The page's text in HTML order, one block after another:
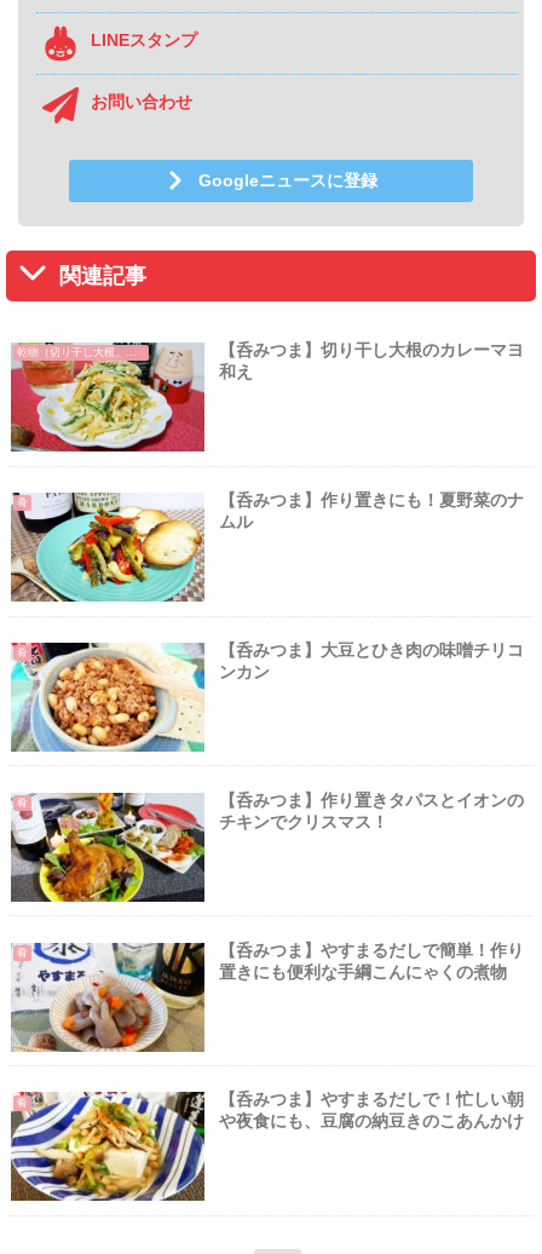
LINEスタンプ
お問い合わせ
Googleニュースに登録
関連記事
乾物（切り干し大根、ひじきなど）
【呑みつま】切り干し大根のカレーマヨ
和え
肴
【呑みつま】作り置きにも！夏野菜のナ
ムル
肴
【呑みつま】大豆とひき肉の味噌チリコ
ンカン
肴
【呑みつま】作り置きタパスとイオンの
チキンでクリスマス！
肴
【呑みつま】やすまるだしで簡単！作り
置きにも便利な手綱こんにゃくの煮物
肴
【呑みつま】やすまるだしで！忙しい朝
や夜食にも、豆腐の納豆きのこあんかけ